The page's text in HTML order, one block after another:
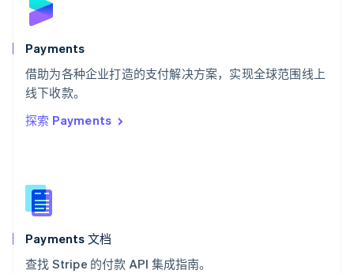
Payments
借助为各种企业打造的支付解决方案，实现全球范围线上
线下收款。
探索 Payments
Payments 文档
查找 Stripe 的付款 API 集成指南。
English
斯洛文尼亚
泰国
ไทยEnglish
希腊
English
西班牙
新西兰
English
匈牙利
English
ItalianoEnglish